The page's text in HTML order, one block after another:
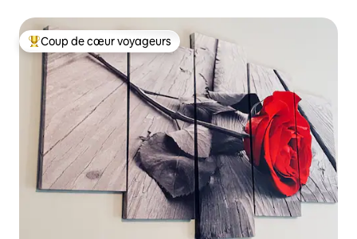
Coups de cœur voyageurs les plus appréciés
Coup de cœur voyageurs